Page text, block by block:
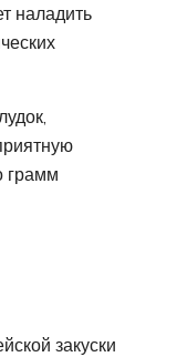
наладить
грамм
закуски